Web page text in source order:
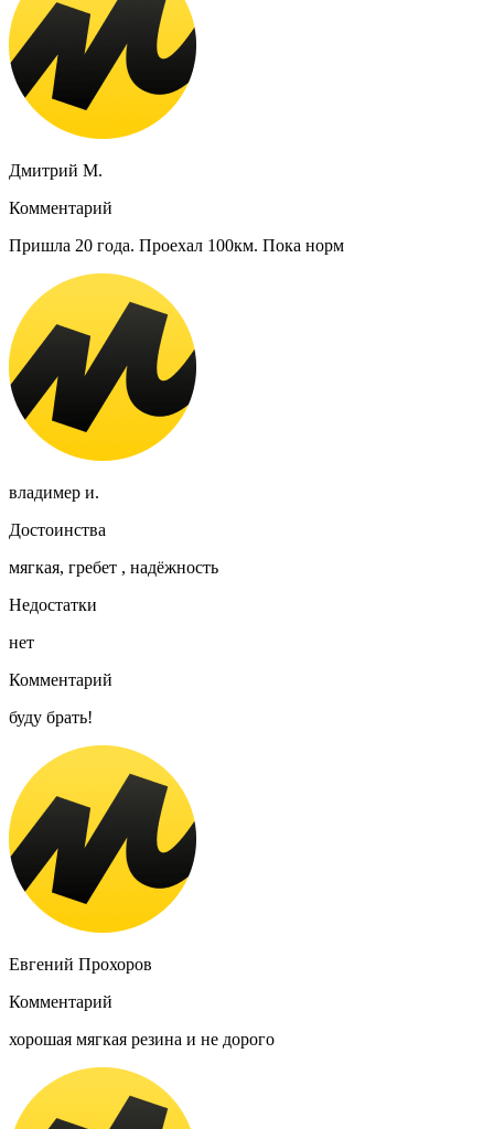
Дмитрий М.
Комментарий
Пришла 20 года. Проехал 100км. Пока норм
владимер и.
Достоинства
мягкая, гребет , надёжность
Недостатки
нет
Комментарий
буду брать!
Евгений Прохоров
Комментарий
хорошая мягкая резина и не дорого